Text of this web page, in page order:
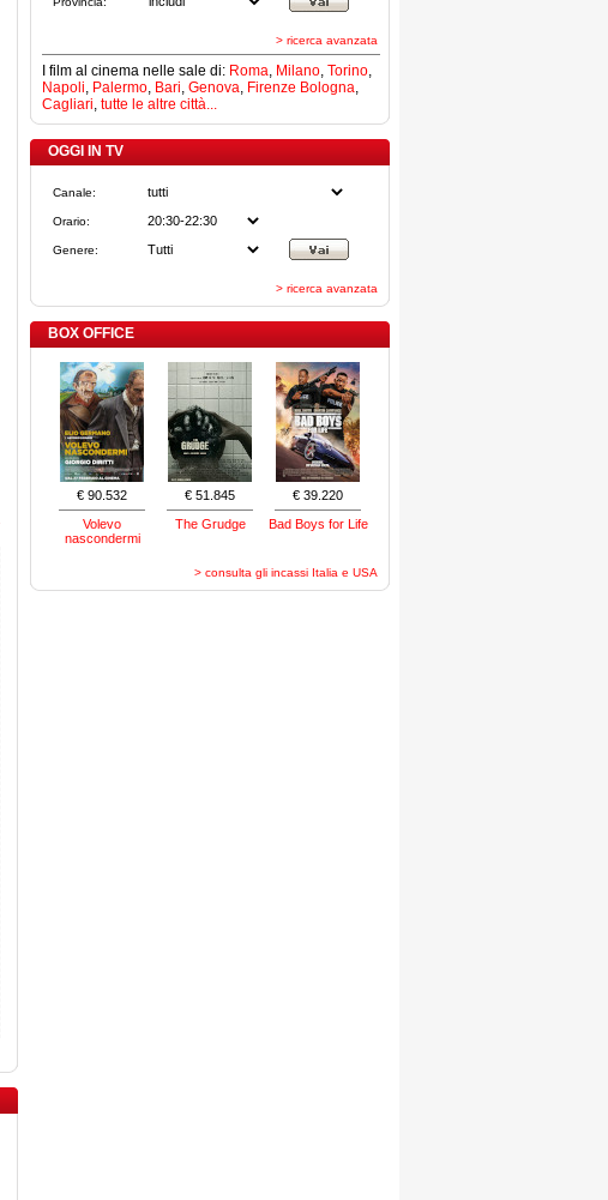
> ricerca avanzata
I film al cinema nelle sale di: Roma, Milano, Torino,
Napoli, Palermo, Bari, Genova, Firenze Bologna,
Cagliari, tutte le altre città...
OGGI IN TV
Canale:
Orario:
Genere:
> ricerca avanzata
BOX OFFICE
€ 90.532
Volevo
nascondermi
€ 51.845
The Grudge
€ 39.220
Bad Boys for Life
> consulta gli incassi Italia e USA